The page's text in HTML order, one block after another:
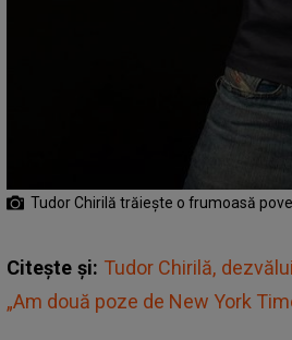
Tudor Chirilă trăiește o frumoasă
Citește și: Tudor Chirilă,
„Am două poze de New York